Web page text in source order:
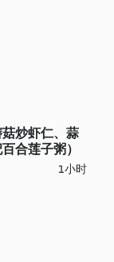
炒虾仁、蒜
合莲子粥）
1小时